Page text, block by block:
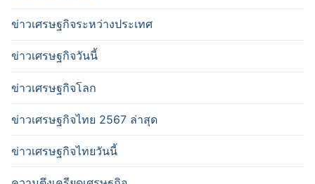
ข่าวเศรษฐกิจระหว่างประเทศ
ข่าวเศรษฐกิจวันนี้
ข่าวเศรษฐกิจโลก
ข่าวเศรษฐกิจไทย 2567 ล่าสุด
ข่าวเศรษฐกิจไทยวันนี้